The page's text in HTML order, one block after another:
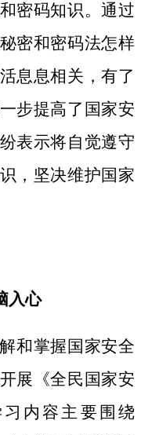
密码知识。通过
密和密码法怎样
息息相关，有了
步提高了国家安
表示将自觉遵守
，坚决维护国家
入心
和掌握国家安全
展《全民国家安
内容主要围绕